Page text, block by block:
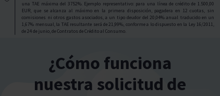
una TAE máxima del 3752%. Ejemplo representativo: para una línea de crédito de 1.500,00
EUR, que se alcanza al máximo en la primera disposición, pagadera en 12 cuotas, sin
comisiones ni otros gastos asociados, a un tipo deudor del 20,04% anual traducido en un
1,67% mensual, la TAE resultante será de 21,99%, conforme a lo dispuesto en la Ley 16/2011,
de 24 de junio, de Contratos de Crédito al Consumo.
¿Cómo funciona
nuestra solicitud de